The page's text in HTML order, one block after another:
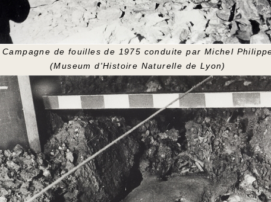
Campagne de fouilles de 1975 conduite par Michel
(Museum d'Histoire Naturelle de Lyon)